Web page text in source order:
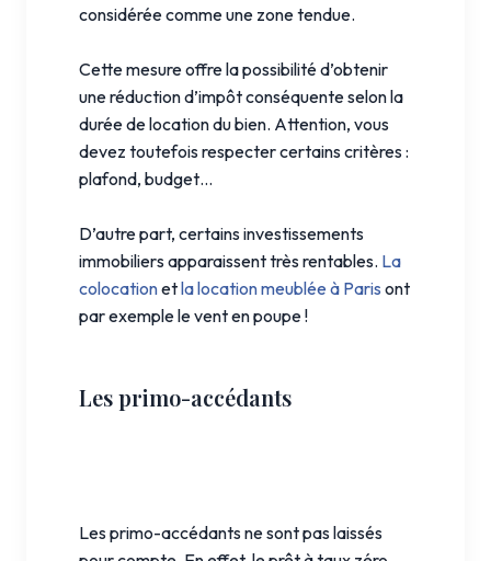
considérée comme une zone tendue.
Cette mesure offre la possibilité d’obtenir
une réduction d’impôt conséquente selon la
durée de location du bien. Attention, vous
devez toutefois respecter certains critères :
plafond, budget…
D’autre part, certains investissements
immobiliers apparaissent très rentables. La
colocationetla location meublée à Paris ont
par exemple le vent en poupe !
Les primo-accédants
Les primo-accédants ne sont pas laissés